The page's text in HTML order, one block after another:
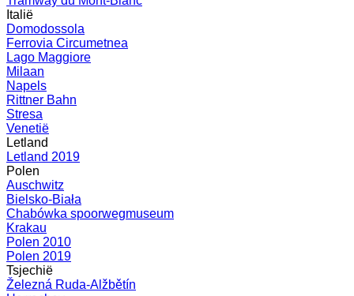
Italië
Domodossola
Ferrovia Circumetnea
Lago Maggiore
Milaan
Napels
Rittner Bahn
Stresa
Venetië
Letland
Letland 2019
Polen
Auschwitz
Bielsko-Biała
Chabówka spoorwegmuseum
Krakau
Polen 2010
Polen 2019
Tsjechië
Železná Ruda-Alžbětín